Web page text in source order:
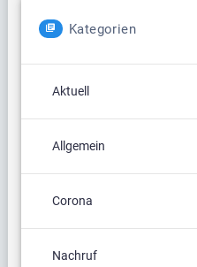
Kategorien
Aktuell
Allgemein
Corona
Nachruf